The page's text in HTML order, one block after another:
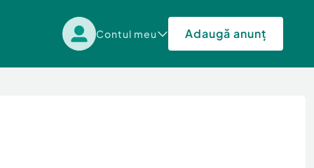
Contul meu Adaugă anunț